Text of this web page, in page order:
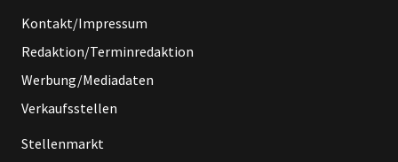
Kontakt/Impressum
Redaktion/Terminredaktion
Werbung/Mediadaten
Verkaufsstellen
Stellenmarkt